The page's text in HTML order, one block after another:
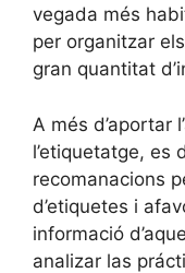
vegada més
per organitzar
gran quantitat
A més d’aportar
l’etiquetatge, es
recomanacions
d’etiquetes i
informació
analizar las